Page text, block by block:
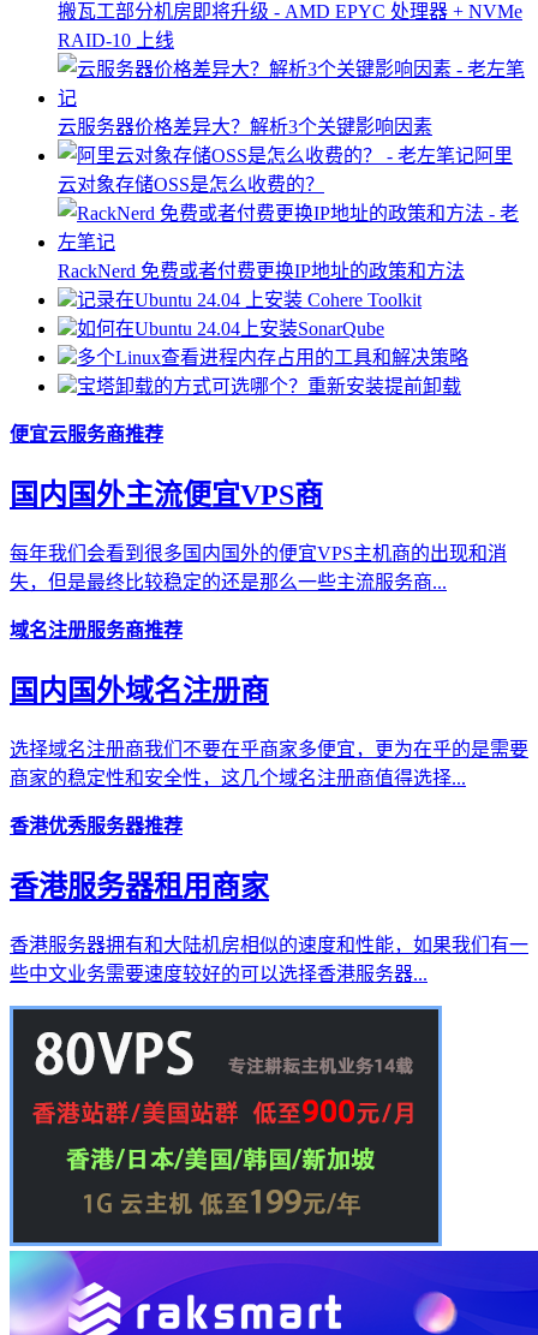
搬瓦工部分机房即将升级 - AMD EPYC 处理器 + NVMe
RAID-10 上线
云服务器价格差异大？解析3个关键影响因素
阿里
云对象存储OSS是怎么收费的？
RackNerd 免费或者付费更换IP地址的政策和方法
记录在Ubuntu 24.04 上安装 Cohere Toolkit
如何在Ubuntu 24.04上安装SonarQube
多个Linux查看进程内存占用的工具和解决策略
宝塔卸载的方式可选哪个？重新安装提前卸载
便宜云服务商推荐
国内国外主流便宜VPS商
每年我们会看到很多国内国外的便宜VPS主机商的出现和消
失，但是最终比较稳定的还是那么一些主流服务商...
域名注册服务商推荐
国内国外域名注册商
选择域名注册商我们不要在乎商家多便宜，更为在乎的是需要
商家的稳定性和安全性，这几个域名注册商值得选择...
香港优秀服务器推荐
香港服务器租用商家
香港服务器拥有和大陆机房相似的速度和性能，如果我们有一
些中文业务需要速度较好的可以选择香港服务器...